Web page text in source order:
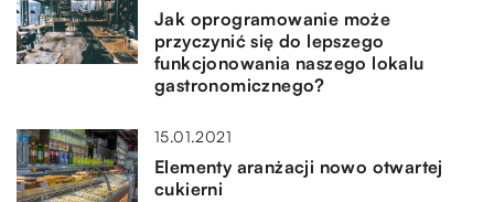
Jak oprogramowanie może
przyczynić się do lepszego
funkcjonowania naszego lokalu
gastronomicznego?
15.01.2021
Elementy aranżacji nowo otwartej
cukierni